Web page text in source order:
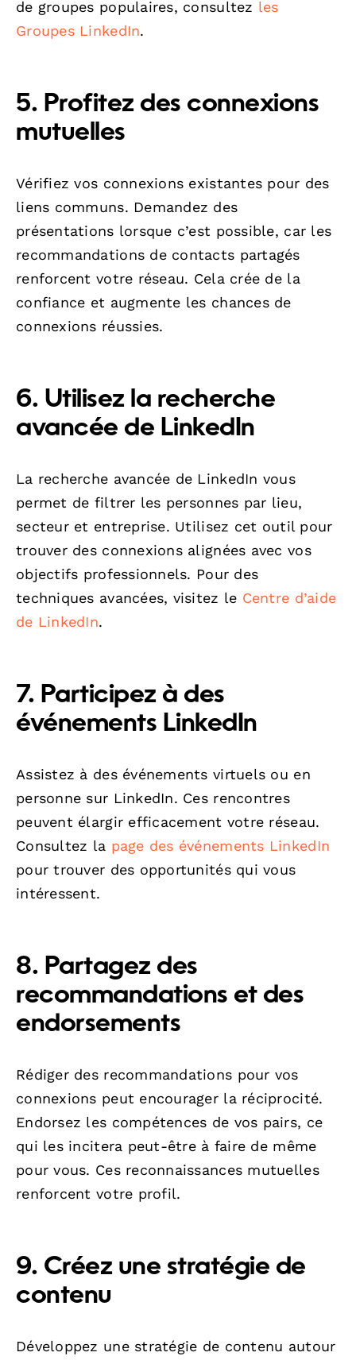
de groupes populaires, consultez les
Groupes LinkedIn.
5. Profitez des connexions
mutuelles
Vérifiez vos connexions existantes pour des
liens communs. Demandez des
présentations lorsque c’est possible, car les
recommandations de contacts partagés
renforcent votre réseau. Cela crée de la
confiance et augmente les chances de
connexions réussies.
6. Utilisez la recherche
avancée de LinkedIn
La recherche avancée de LinkedIn vous
permet de filtrer les personnes par lieu,
secteur et entreprise. Utilisez cet outil pour
trouver des connexions alignées avec vos
objectifs professionnels. Pour des
techniques avancées, visitez le Centre d’aide
de LinkedIn.
7. Participez à des
événements LinkedIn
Assistez à des événements virtuels ou en
personne sur LinkedIn. Ces rencontres
peuvent élargir efficacement votre réseau.
Consultez la page des événements LinkedIn
pour trouver des opportunités qui vous
intéressent.
8. Partagez des
recommandations et des
endorsements
Rédiger des recommandations pour vos
connexions peut encourager la réciprocité.
Endorsez les compétences de vos pairs, ce
qui les incitera peut-être à faire de même
pour vous. Ces reconnaissances mutuelles
renforcent votre profil.
9. Créez une stratégie de
contenu
Développez une stratégie de contenu autour